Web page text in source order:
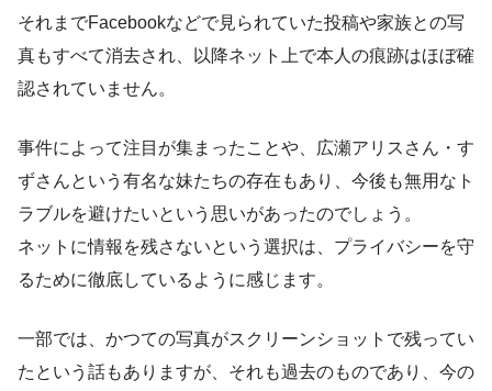
それまでFacebookなどで見られていた投稿や家族との写
真もすべて消去され、以降ネット上で本人の痕跡はほぼ確
認されていません。
事件によって注目が集まったことや、広瀬アリスさん・す
ずさんという有名な妹たちの存在もあり、今後も無用なト
ラブルを避けたいという思いがあったのでしょう。
ネットに情報を残さないという選択は、プライバシーを守
るために徹底しているように感じます。
一部では、かつての写真がスクリーンショットで残ってい
たという話もありますが、それも過去のものであり、今の